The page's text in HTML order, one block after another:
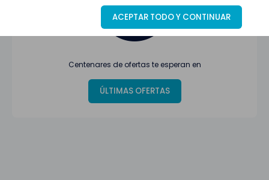
ACEPTAR TODO Y CONTINUAR
Centenares de ofertas te esperan en
ÚLTIMAS OFERTAS